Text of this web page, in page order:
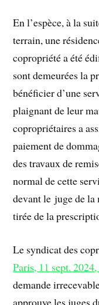
En l’espèce, à la
terrain, une
copropriété a été
sont demeurées la
bénéficier d’une
plaignant de leur
copropriétaires a
paiement de
des travaux de
normal de cette
devant le juge de la
tirée de la
Le syndicat des
Paris, 11 sept.
demande
approuve les juges